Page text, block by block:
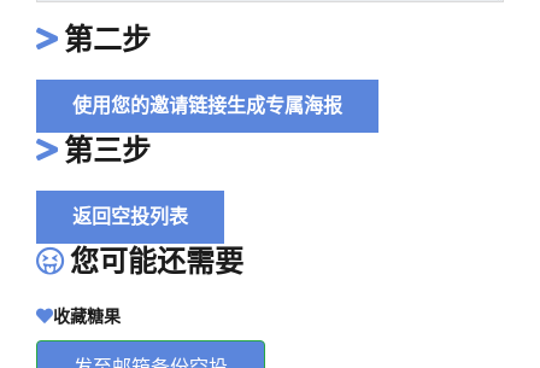
第二步
使用您的邀请链接生成专属海报
第三步
返回空投列表
您可能还需要
收藏糖果